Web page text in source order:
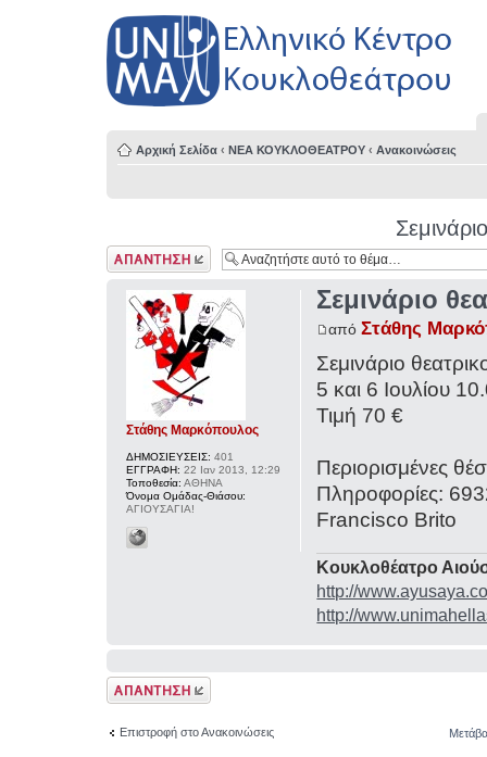
Αρχική Σελίδα ‹ ΝΕΑ ΚΟΥΚΛΟΘΕΑΤΡΟΥ ‹ Ανακοινώσεις
Δημιουργία
απάντησης
Σεμινάριο
απόΣτάθης
Σεμινάριο
5 και 6 Ιουλίου
Τιμή 70 €
Περιορισμένες
Πληροφορίες:
Francisco Brito
Κουκλοθέατρο
http://
http://
Στάθης Μαρκόπουλος
ΔΗΜΟΣΙΕΥΣΕΙΣ: 401
ΕΓΓΡΑΦΗ: 22 Ιαν 2013, 12:29
Τοποθεσία: ΑΘΗΝΑ
Όνομα Ομάδας-Θιάσου:
ΑΓΙΟΥΣΑΓΙΑ!
Δημιουργία
απάντησης
Επιστροφή στο Ανακοινώσεις